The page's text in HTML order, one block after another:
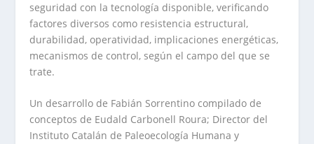
seguridad con la tecnología disponible, verificando
factores diversos como resistencia estructural,
durabilidad, operatividad, implicaciones energéticas,
mecanismos de control, según el campo del que se
trate.
Un desarrollo de Fabián Sorrentino compilado de
conceptos de Eudald Carbonell Roura; Director del
Instituto Catalán de Paleoecología Humana y